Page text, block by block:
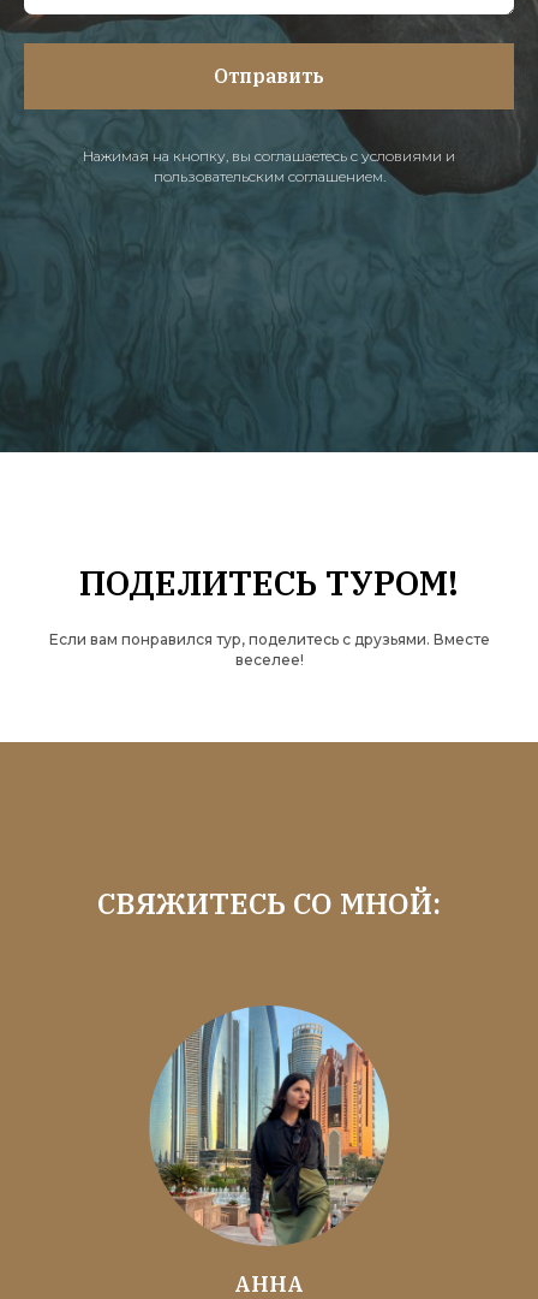
Отправить
Нажимая на кнопку, вы соглашаетесь с условиями и
пользовательским соглашением.
ПОДЕЛИТЕСЬ ТУРОМ!
Если вам понравился тур, поделитесь с друзьями. Вместе
веселее!
СВЯЖИТЕСЬ СО МНОЙ:
АННА